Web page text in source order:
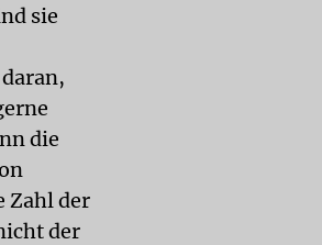
sie
die
Zahl der
der